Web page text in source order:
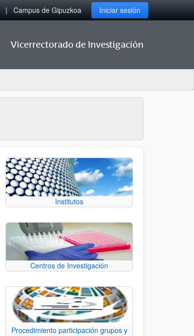
Campus de Gipuzkoa Iniciar sesión
Vicerrectorado de Investigación
Institutos
Centros de Investigación
Procedimiento participación grupos y